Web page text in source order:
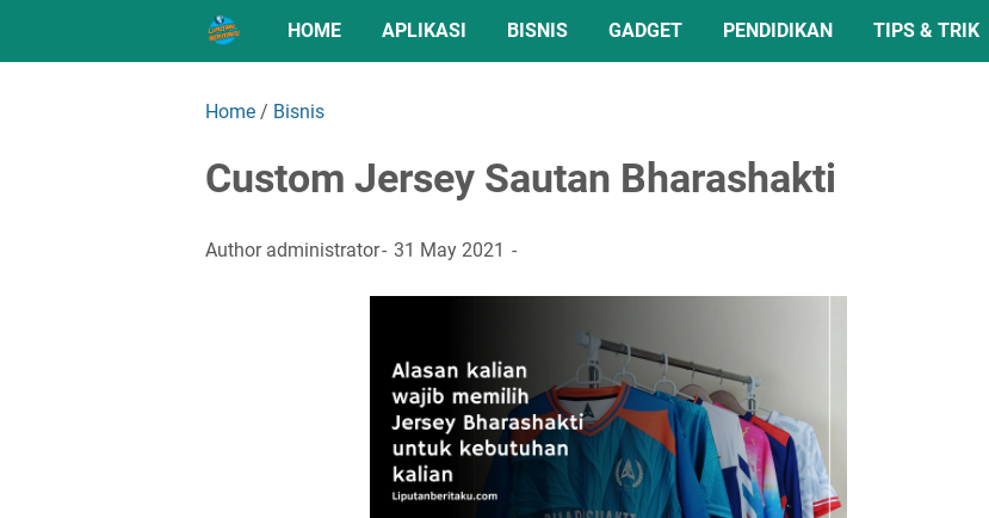
HOME APLIKASI BISNIS GADGET PENDIDIKAN TIPS & TRIK
Home / Bisnis
Custom Jersey Sautan Bharashakti
Author administrator 31 May 2021